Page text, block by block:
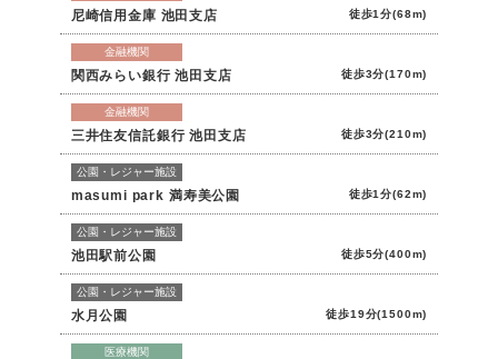
尼崎信用金庫 池田支店 徒歩1分(68m)
金融機関
関西みらい銀行 池田支店 徒歩3分(170m)
金融機関
三井住友信託銀行 池田支店 徒歩3分(210m)
公園・レジャー施設
masumi park 満寿美公園 徒歩1分(62m)
公園・レジャー施設
池田駅前公園 徒歩5分(400m)
公園・レジャー施設
水月公園 徒歩19分(1500m)
医療機関